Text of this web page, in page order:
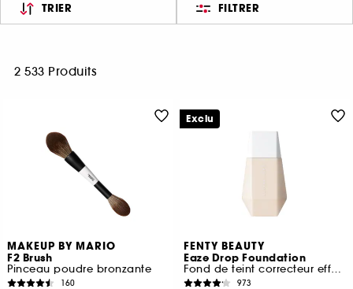
TRIER FILTRER
2 533 Produits
MAKEUP BY MARIO
F2 Brush
Pinceau poudre bronzante
160
FENTY BEAUTY
Eaze Drop Foundation
Fond de teint correcteur effet flouté
973
Exclu